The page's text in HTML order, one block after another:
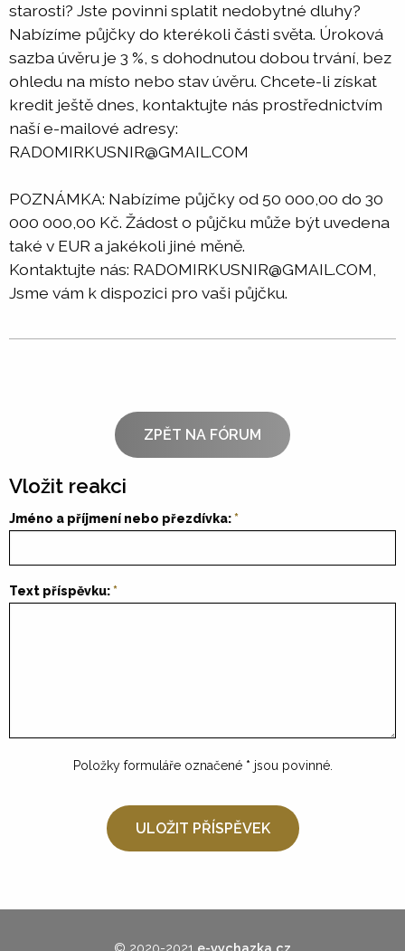
starosti? Jste povinni splatit nedobytné dluhy?
Nabízíme půjčky do kterékoli části světa. Úroková
sazba úvěru je 3 %, s dohodnutou dobou trvání, bez
ohledu na místo nebo stav úvěru. Chcete-li získat
kredit ještě dnes, kontaktujte nás prostřednictvím
naší e-mailové adresy:
RADOMIRKUSNIR@GMAIL.COM
POZNÁMKA: Nabízíme půjčky od 50 000,00 do 30
000 000,00 Kč. Žádost o půjčku může být uvedena
také v EUR a jakékoli jiné měně.
Kontaktujte nás: RADOMIRKUSNIR@GMAIL.COM,
Jsme vám k dispozici pro vaši půjčku.
ZPĚT NA FÓRUM
Vložit reakci
Jméno a příjmení nebo přezdívka:
Text příspěvku:
Položky formuláře označené * jsou povinné.
© 2020-2021 e-vychazka.cz